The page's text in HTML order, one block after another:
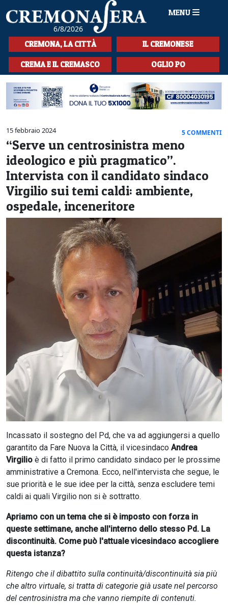
6/8/2026
MENU
HOME
CRONACA
SPORT
LA MUSICA
CULTURA
LA STORIA
SPETTACOLI
L'EDITORIALE
SEZIONI
CREMONA, LA CITTÀ IL CREMONESE
CREMA E IL CREMASCO OGLIO PO
15 febbraio 2024 5 COMMENTI
“Serve un centrosinistra meno
ideologico e più pragmatico”.
Intervista con il candidato sindaco
Virgilio sui temi caldi: ambiente,
ospedale, inceneritore
Incassato il sostegno del Pd, che va ad aggiungersi a quello
garantito da Fare Nuova la Città, il vicesindaco Andrea
Virgilio è di fatto il primo candidato sindaco per le prossime
amministrative a Cremona. Ecco, nell'intervista che segue, le
sue priorità e le sue idee per la città, senza escludere temi
caldi ai quali Virgilio non si è sottratto.
Apriamo con un tema che si è imposto con forza in
queste settimane, anche all'interno dello stesso Pd. La
discontinuità. Come può l'attuale vicesindaco accogliere
questa istanza?
Ritengo che il dibattito sulla continuità/discontinuità sia più
che altro virtuale, si tratta di categorie già usate nel percorso
del centrosinistra ma che vanno riempite di contenuti.